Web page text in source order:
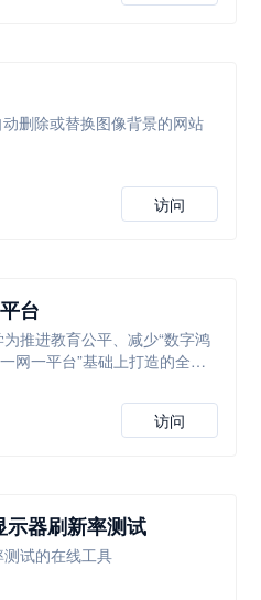
删除或替换图像背景的网站
访问
台
推进教育公平、减少“数字鸿
网一平台”基础上打造的全新
访问
器刷新率测试
试的在线工具